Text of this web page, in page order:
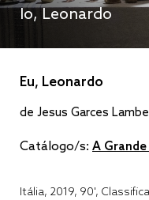
Io, Leonardo
Eu, Leonardo
de Jesus Garces
Catálogo/s: A
Itália, 2019, 90',